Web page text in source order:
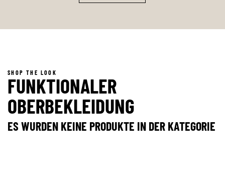
SHOP THE LOOK
FUNKTIONALER
OBERBEKLEIDUNG
ES WURDEN KEINE PRODUKTE IN DER KATEGORIE